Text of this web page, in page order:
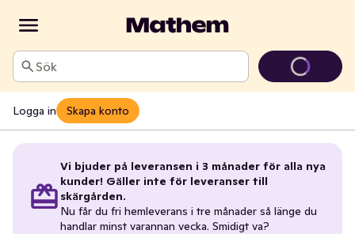
Sök
Logga in Skapa konto
Vi bjuder på leveransen i 3 månader för alla nya
kunder! Gäller inte för leveranser till
skärgården.
Nu får du fri hemleverans i tre månader så länge du
handlar minst varannan vecka. Smidigt va?